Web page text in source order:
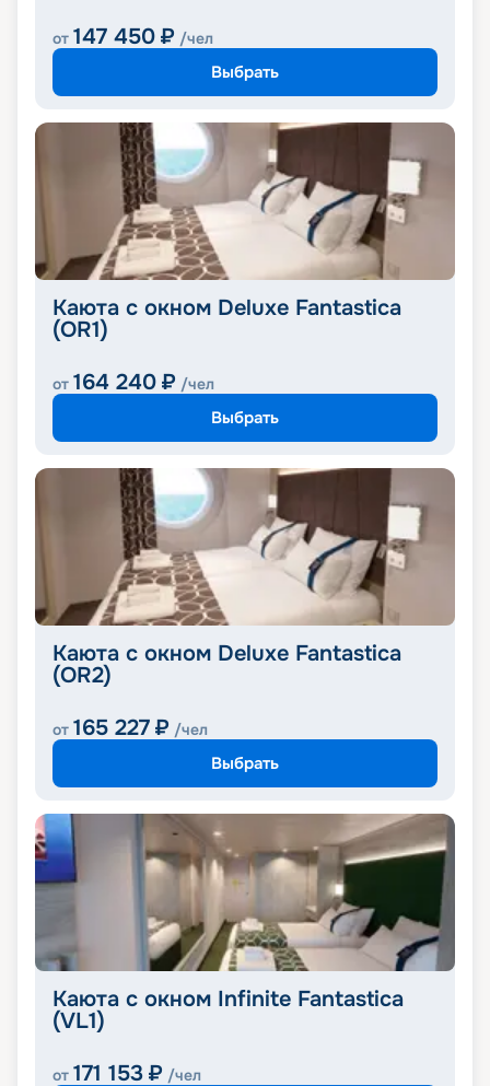
от 147 450 ₽ /чел
Выбрать
Каюта с окном Deluxe Fantastica
(OR1)
от 164 240 ₽ /чел
Выбрать
Каюта с окном Deluxe Fantastica
(OR2)
от 165 227 ₽ /чел
Выбрать
Каюта с окном Infinite Fantastica
(VL1)
от 171 153 ₽ /чел